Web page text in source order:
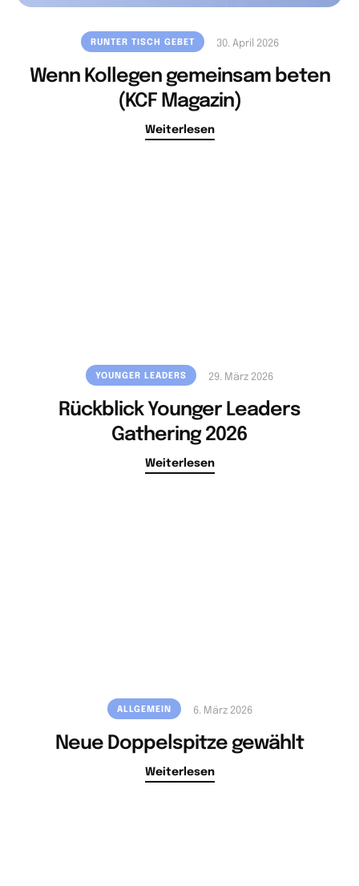
RUNTER TISCH GEBET 30. April 2026
Wenn Kollegen gemeinsam beten
(KCF Magazin)
Weiterlesen
YOUNGER LEADERS 29. März 2026
Rückblick Younger Leaders
Gathering 2026
Weiterlesen
ALLGEMEIN 6. März 2026
Neue Doppelspitze gewählt
Weiterlesen